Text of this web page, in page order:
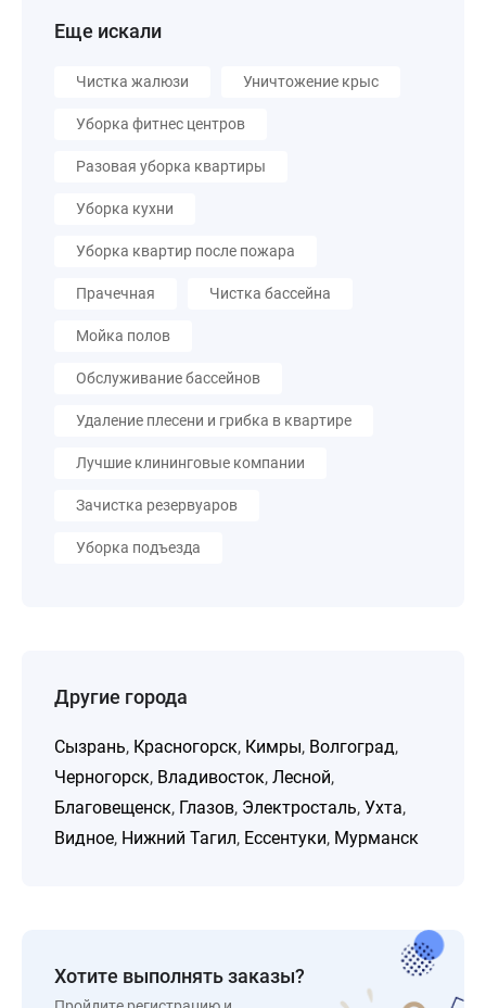
Еще искали
Чистка жалюзи Уничтожение крыс
Уборка фитнес центров
Разовая уборка квартиры
Уборка кухни
Уборка квартир после пожара
Прачечная Чистка бассейна
Мойка полов
Обслуживание бассейнов
Удаление плесени и грибка в квартире
Лучшие клининговые компании
Зачистка резервуаров
Уборка подъезда
Другие города
Сызрань, Красногорск, Кимры, Волгоград,
Черногорск, Владивосток, Лесной,
Благовещенск, Глазов, Электросталь, Ухта,
Видное, Нижний Тагил, Ессентуки, Мурманск
Хотите выполнять заказы?